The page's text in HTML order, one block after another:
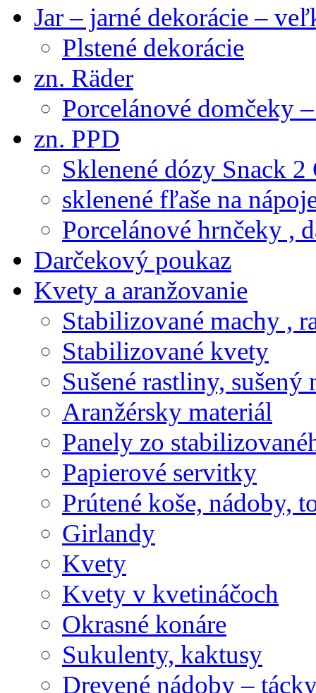
Jar – jarné dekorácie –
Plstené dekorácie
zn. Räder
Porcelánové domčeky
zn. PPD
Sklenené dózy Snack 2
sklenené fľaše na
Porcelánové hrnčeky ,
Darčekový poukaz
Kvety a aranžovanie
Stabilizované machy ,
Stabilizované kvety
Sušené rastliny,
Aranžérsky materiál
Panely zo
Papierové servitky
Prútené koše, nádoby,
Girlandy
Kvety
Kvety v kvetináčoch
Okrasné konáre
Sukulenty, kaktusy
Drevené nádoby –